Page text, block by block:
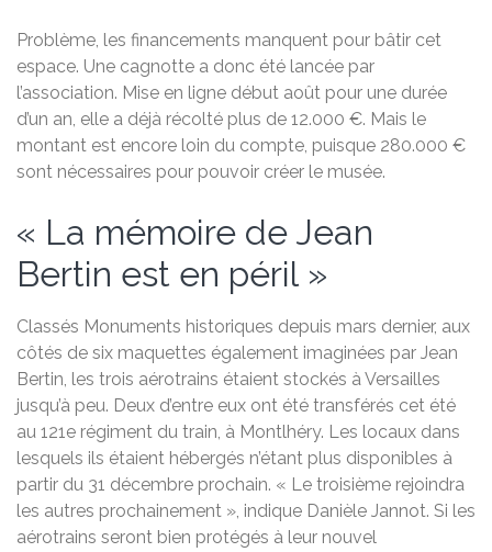
Problème, les financements manquent pour bâtir cet
espace. Une cagnotte a donc été lancée par
l’association. Mise en ligne début août pour une durée
d’un an, elle a déjà récolté plus de 12.000 €. Mais le
montant est encore loin du compte, puisque 280.000 €
sont nécessaires pour pouvoir créer le musée.
« La mémoire de Jean
Bertin est en péril »
Classés Monuments historiques depuis mars dernier, aux
côtés de six maquettes également imaginées par Jean
Bertin, les trois aérotrains étaient stockés à Versailles
jusqu’à peu. Deux d’entre eux ont été transférés cet été
au 121e régiment du train, à Montlhéry. Les locaux dans
lesquels ils étaient hébergés n’étant plus disponibles à
partir du 31 décembre prochain. « Le troisième rejoindra
les autres prochainement », indique Danièle Jannot. Si les
aérotrains seront bien protégés à leur nouvel